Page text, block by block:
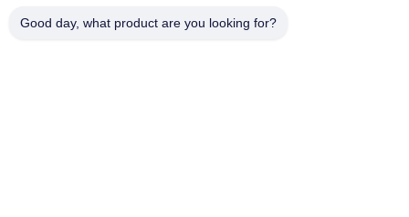
Good day, what product are you looking for?